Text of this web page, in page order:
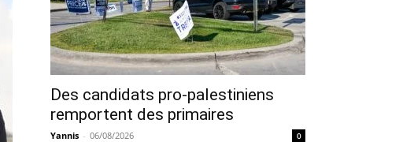
Des candidats pro-palestiniens
remportent des primaires
Yannis - 06/08/2026 0